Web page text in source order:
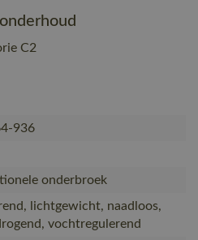
C2
936
onderbroek
lichtgewicht, naadloos,
vochtregulerend